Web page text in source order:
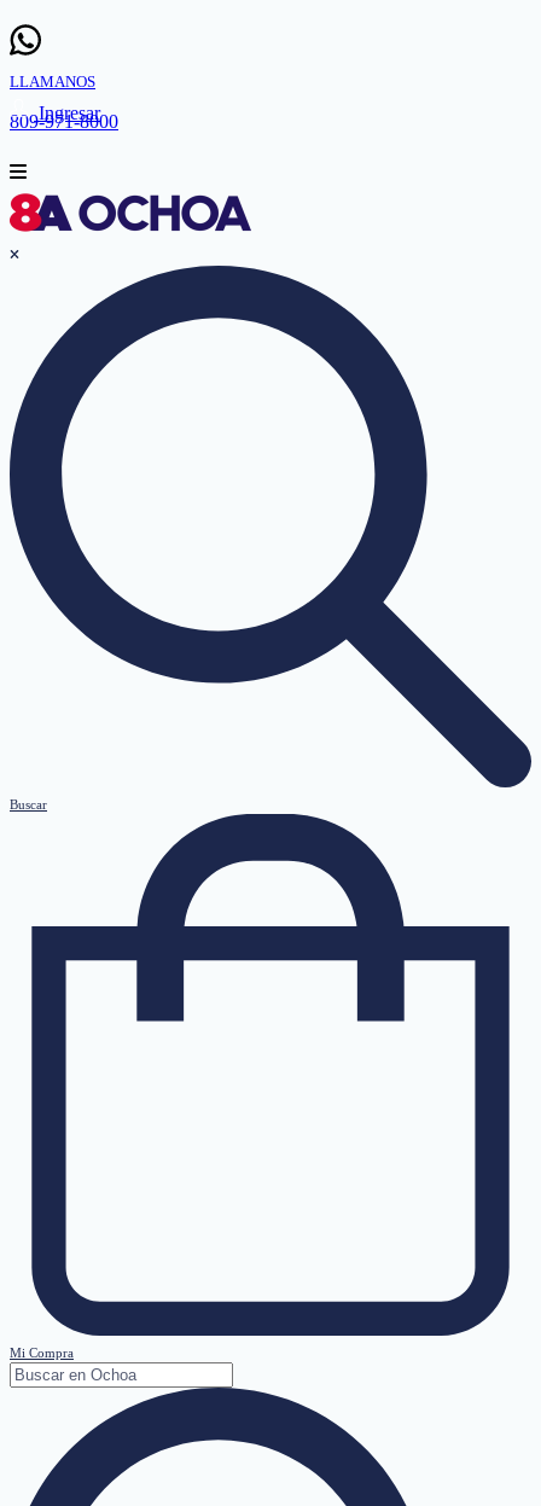
LLAMANOS
809-971-8000
Ingresar
Buscar
Mi Compra